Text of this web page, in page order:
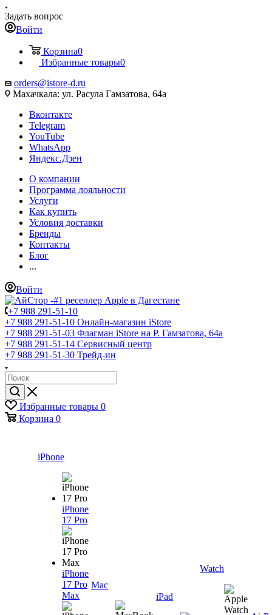
Задать вопрос
Войти
Корзина0
Избранные товары0
orders@istore-d.ru
Махачкала: ул. Расула Гамзатова, 64а
Вконтакте
Telegram
YouTube
WhatsApp
Яндекс.Дзен
О компании
Программа лояльности
Услуги
Как купить
Условия доставки
Бренды
Контакты
Блог
...
Войти
+7 988 291-51-10
+7 988 291-51-10 Онлайн-магазин iStore
+7 988 291-51-03 Флагман iStore на Р. Гамзатова, 64а
+7 988 291-51-14 Сервисный центр
+7 988 291-51-30 Трейд-ин
Избранные товары 0
Корзина 0
iPhone
iPhone
17 Pro
iPhone
17 Pro
Max
Mac
iPad
Watch